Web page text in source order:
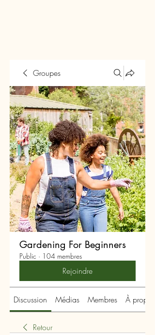
Groupes
Gardening For Beginners
Public · 104 membres
Rejoindre
Discussion Médias Membres À propos
Retour